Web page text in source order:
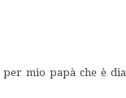
mio papà che è